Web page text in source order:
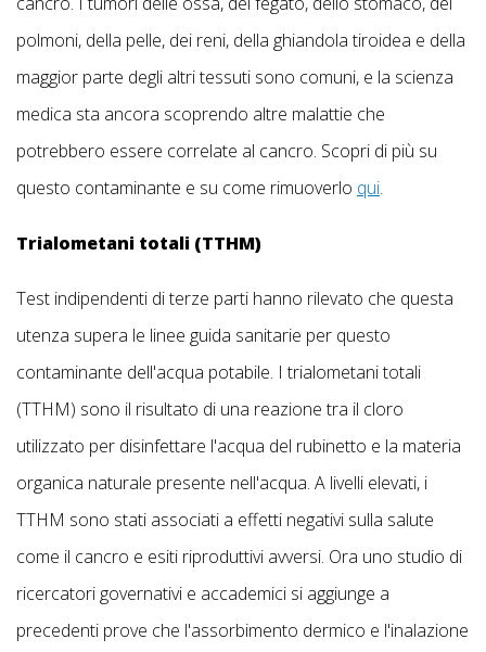
polmoni, della pelle, dei reni, della ghiandola tiroidea e della
maggior parte degli altri tessuti sono comuni, e la scienza
medica sta ancora scoprendo altre malattie che
potrebbero essere correlate al cancro. Scopri di più su
questo contaminante e su come rimuoverlo qui.
Trialometani totali (TTHM)
Test indipendenti di terze parti hanno rilevato che questa
utenza supera le linee guida sanitarie per questo
contaminante dell'acqua potabile. I trialometani totali
(TTHM) sono il risultato di una reazione tra il cloro
utilizzato per disinfettare l'acqua del rubinetto e la materia
organica naturale presente nell'acqua. A livelli elevati, i
TTHM sono stati associati a effetti negativi sulla salute
come il cancro e esiti riproduttivi avversi. Ora uno studio di
ricercatori governativi e accademici si aggiunge a
precedenti prove che l'assorbimento dermico e l'inalazione